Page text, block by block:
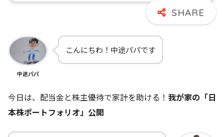
中途パパ
こんにちわ！中途パパです
今日は、配当金と株主優待で家計を助ける！ 我が家の「日
本株ポートフォリオ」公開